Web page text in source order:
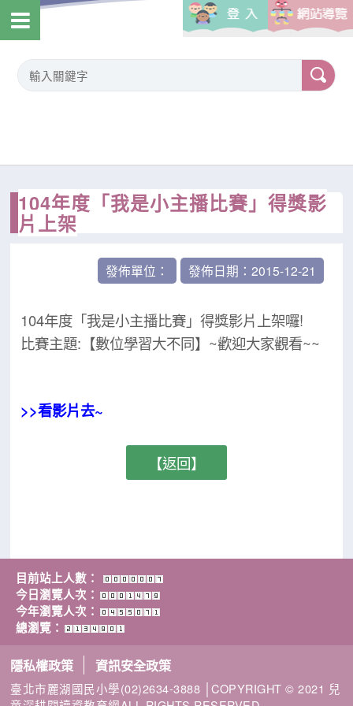
104年度「我是小主播比賽」得獎影
片上架
發佈單位： 發佈日期：2015-12-21
104年度「我是小主播比賽」得獎影片上架囉!
比賽主題:【數位學習大不同】~歡迎大家觀看~~
>>看影片去~
【返回】
目前站上人數：
今日瀏覽人次：
今年瀏覽人次：
總瀏覽：
隱私權政策 資訊安全政策
臺北市麗湖國民小學(02)2634-3888 │COPYRIGHT © 2021 兒